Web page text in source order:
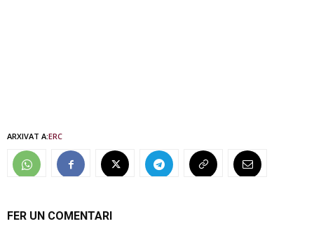
ARXIVAT A:ERC
FER UN COMENTARI